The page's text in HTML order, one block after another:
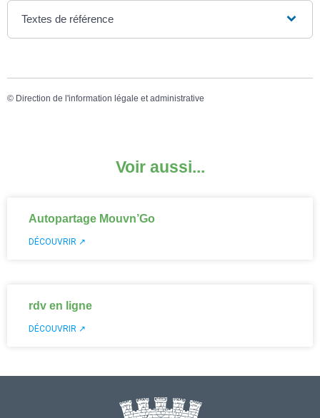
Textes de référence
© Direction de l'information légale et administrative
Voir aussi...
Autopartage Mouvn’Go
DÉCOUVRIR ↗
rdv en ligne
DÉCOUVRIR ↗